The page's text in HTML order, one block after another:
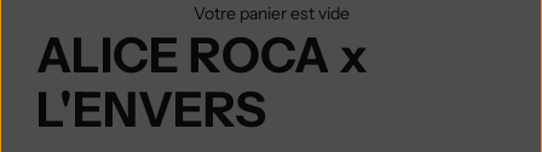
Votre panier est vide
ALICE ROCA x
L'ENVERS